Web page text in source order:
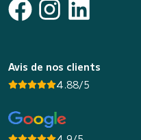
Avis de nos clients
4.88/5